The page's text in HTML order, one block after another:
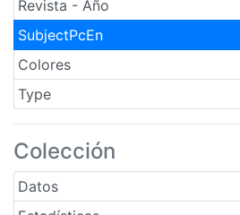
Revista - Año
SubjectPcEn
Colores
Type
Colección
Datos